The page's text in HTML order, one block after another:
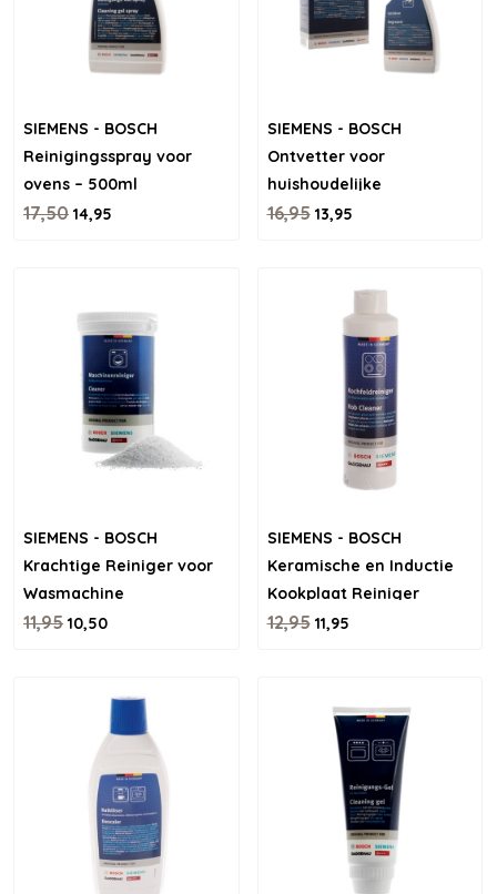
SIEMENS - BOSCH
Reinigingsspray voor
ovens – 500ml
17,50 14,95
SIEMENS - BOSCH
Ontvetter voor
huishoudelijke
apparatuur – 500ml
16,9513,95
SIEMENS - BOSCH
Krachtige Reiniger voor
Wasmachine
11,95 10,50
SIEMENS - BOSCH
Keramische en Inductie
Kookplaat Reiniger
12,9511,95